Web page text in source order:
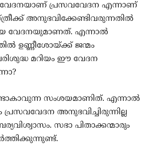
വേദനയാണ് പ്രസവവേദന എന്നാണ്
അനുഭവിക്കേണ്ടിവരുന്നതില്‍
വേദനയുമാണത്. എന്നാല്‍
ഉണ്ണീശോയ്ക്ക് ജന്മം
മറിയം ഈ വേദന
സംശയമാണിത്. എന്നാല്‍
പ്രസവവേദന അനുഭവിച്ചിരുന്നില്ല
സഭാ പിതാക്കന്മാരും